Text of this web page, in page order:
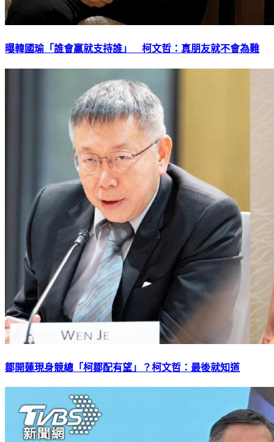
曝韓國瑜「誰會贏就支持誰」 柯文哲：真朋友就不會為難
鄒開蓮現身競總「柯鄒配有望」？柯文哲：最後就知道